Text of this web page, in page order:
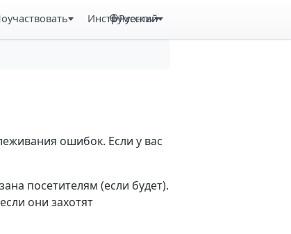
Инструменты
Русский
ошибок. Если у вас
посетителям (если будет).
они захотят